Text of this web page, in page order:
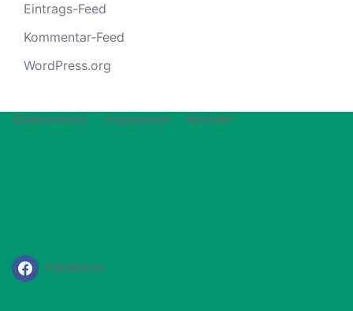
Eintrags-Feed
Kommentar-Feed
WordPress.org
Datenschutz Impressum Kontakt
Facebook